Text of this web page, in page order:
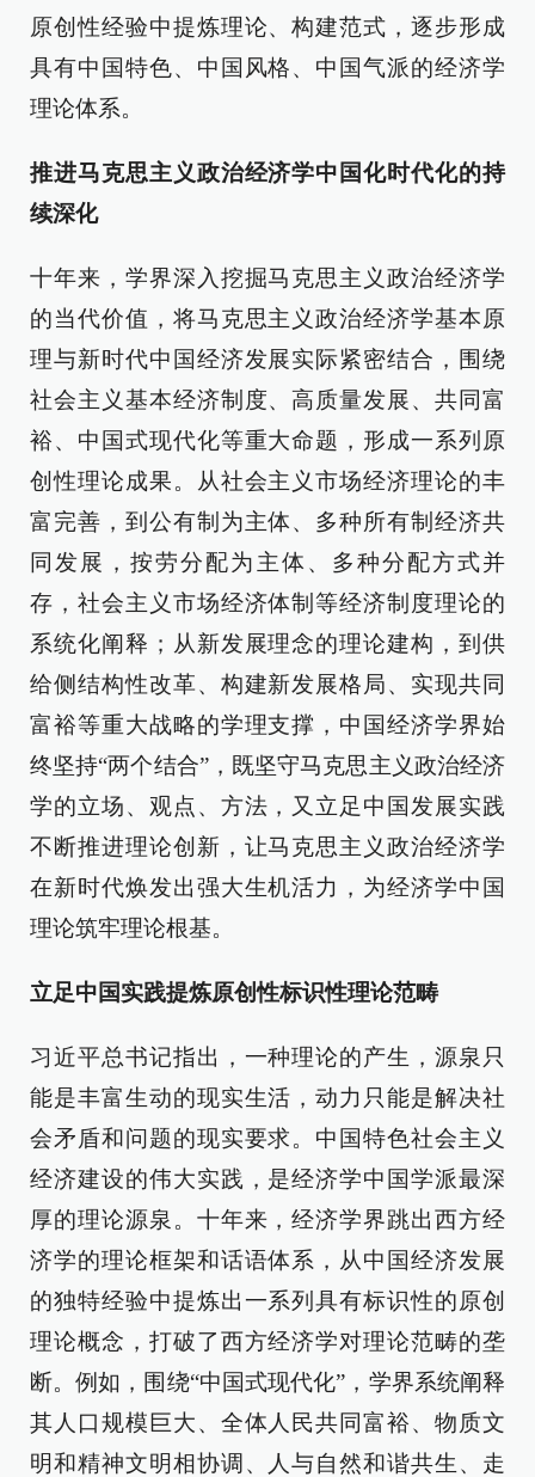
原创性经验中提炼理论、构建范式，逐步形成
具有中国特色、中国风格、中国气派的经济学
理论体系。
推进马克思主义政治经济学中国化时代化的持
续深化
十年来，学界深入挖掘马克思主义政治经济学
的当代价值，将马克思主义政治经济学基本原
理与新时代中国经济发展实际紧密结合，围绕
社会主义基本经济制度、高质量发展、共同富
裕、中国式现代化等重大命题，形成一系列原
创性理论成果。从社会主义市场经济理论的丰
富完善，到公有制为主体、多种所有制经济共
同发展，按劳分配为主体、多种分配方式并
存，社会主义市场经济体制等经济制度理论的
系统化阐释；从新发展理念的理论建构，到供
给侧结构性改革、构建新发展格局、实现共同
富裕等重大战略的学理支撑，中国经济学界始
终坚持“两个结合”，既坚守马克思主义政治经济
学的立场、观点、方法，又立足中国发展实践
不断推进理论创新，让马克思主义政治经济学
在新时代焕发出强大生机活力，为经济学中国
理论筑牢理论根基。
立足中国实践提炼原创性标识性理论范畴
习近平总书记指出，一种理论的产生，源泉只
能是丰富生动的现实生活，动力只能是解决社
会矛盾和问题的现实要求。中国特色社会主义
经济建设的伟大实践，是经济学中国学派最深
厚的理论源泉。十年来，经济学界跳出西方经
济学的理论框架和话语体系，从中国经济发展
的独特经验中提炼出一系列具有标识性的原创
理论概念，打破了西方经济学对理论范畴的垄
断。例如，围绕“中国式现代化”，学界系统阐释
其人口规模巨大、全体人民共同富裕、物质文
明和精神文明相协调、人与自然和谐共生、走